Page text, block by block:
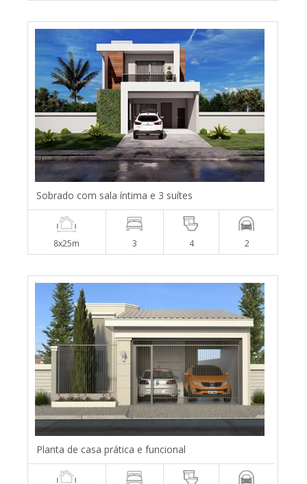
Sobrado com sala íntima e 3 suítes
8x25m 3 4 2
Planta de casa prática e funcional